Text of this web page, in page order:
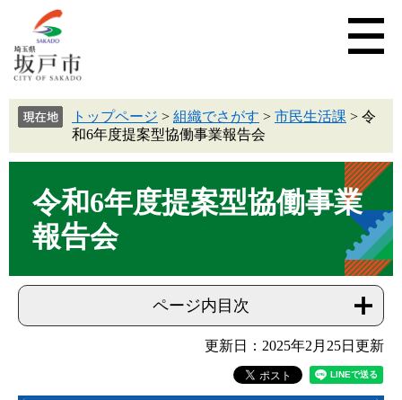
トップページ > 組織でさがす > 市民生活課 > 令
和6年度提案型協働事業報告会
令和6年度提案型協働事業
報告会
ページ内目次
更新日：2025年2月25日更新